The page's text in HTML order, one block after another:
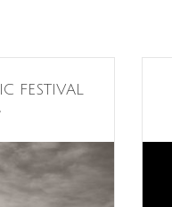
FESTIVAL